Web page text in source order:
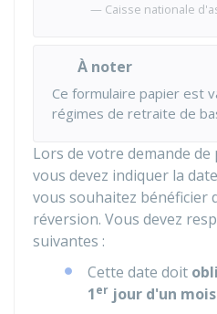
Caisse nationale
À noter
Ce formulaire papier est
régimes de retraite de
Lors de votre demande
vous devez indiquer la
vous souhaitez bénéficier
réversion. Vous devez
suivantes :
Cette date doit
1er jour d'un mois